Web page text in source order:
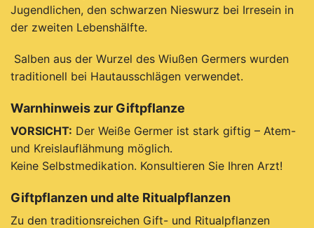
Jugendlichen, den schwarzen Nieswurz bei Irresein in
der zweiten Lebenshälfte.
Salben aus der Wurzel des Wiußen Germers wurden
traditionell bei Hautausschlägen verwendet.
Warnhinweis zur Giftpflanze
VORSICHT: Der Weiße Germer ist stark giftig – Atem-
und Kreislauflähmung möglich.
Keine Selbstmedikation. Konsultieren Sie Ihren Arzt!
Giftpflanzen und alte Ritualpflanzen
Zu den traditionsreichen Gift- und Ritualpflanzen